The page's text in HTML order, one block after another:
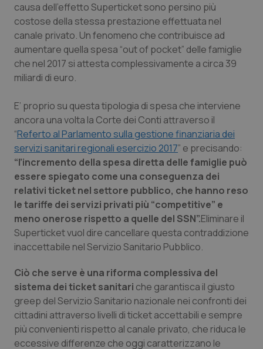
Tumori gastrointestinali
Ulcera & Reflusso
Vaccini
causa dell’effetto Superticket sono persino più
costose della stessa prestazione effettuata nel
canale privato. Un fenomeno che contribuisce ad
aumentare quella spesa “out of pocket” delle famiglie
che nel 2017 si attesta complessivamente a circa 39
miliardi di euro.
E’ proprio su questa tipologia di spesa che interviene
ancora una volta la Corte dei Conti attraverso il
“Referto al Parlamento sulla gestione finanziaria dei
servizi sanitari regionali esercizio 2017” e precisando:
“l’incremento della spesa diretta delle famiglie può
essere spiegato come una conseguenza dei
relativi ticket nel settore pubblico, che hanno reso
le tariffe dei servizi privati più “competitive” e
meno onerose rispetto a quelle del SSN”.Eliminare il
Superticket vuol dire cancellare questa contraddizione
inaccettabile nel Servizio Sanitario Pubblico.
Ciò che serve è una riforma complessiva del
sistema dei ticket sanitari che garantisca il giusto
greep del Servizio Sanitario nazionale nei confronti dei
cittadini attraverso livelli di ticket accettabili e sempre
più convenienti rispetto al canale privato, che riduca le
eccessive differenze che oggi caratterizzano le